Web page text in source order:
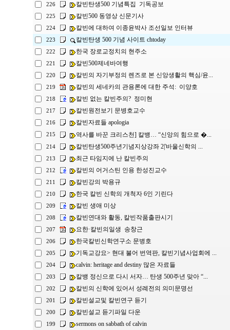
226 칼빈탄생500 기념특집 기독공보
225 칼빈500 동영상 신문기사
224 칼빈에 대하여 이종윤박사 조선일보 인터뷰
223 칼빈탄생 500 기념 사이트 chtoday
222 한국 장로교정치의 현주소
221 칼빈500제네바여행
220 칼빈의 자기부정의 렌즈로 본 신앙생활의 핵심/윤...
219 칼빈의 세네카의 관용론에 대한 주석: 이양호
218 칼빈 없는 칼빈주의? 정미현
217 칼빈원전보기 문병호교수
216 칼빈자료들 apologia
215 역사를 바꾼 크리스천] 칼뱅… “신앙의 힘으로 �...
214 칼빈탄생500주년기념지상강좌 2|'바울신학의 ...
213 최근 타임지에 난 칼빈주의
212 칼빈의 어거스틴 인용 한성진교수
211 칼빈강의 박용규
210 한국 칼빈 신학의 개척자 6인 기린다
209 칼빈 생애 미상
208 칼빈연대와 활동, 칼빈작품출판시기
207 요한·칼빈의일생 송창근
206 한국칼빈신학연구소 문병호
205 기독교강요> 현대 불어 번역판, 칼빈기념사업회에 ...
204 calvin: heritage and destiny 많은 자료들
203 칼뱅 정신으로 다시 서자… 탄생 500주년 맞아 “...
202 칼빈의 신학에 있어서 성례전의 의미문명선
201 칼빈설교및 칼빈연구 듣기
200 칼빈설교 듣기파일 다운
199 sermons on sabbath of calvin